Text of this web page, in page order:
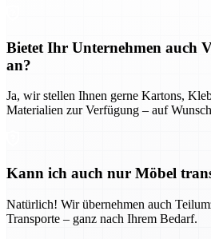
Bietet Ihr Unternehmen auch
an?
Ja, wir stellen Ihnen gerne Kartons,
Materialien zur Verfügung – auf
Kann ich auch nur Möbel
Natürlich! Wir übernehmen auch
Transporte – ganz nach Ihrem Bedarf.